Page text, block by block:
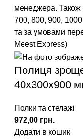
менеджера. Також
700, 800, 900,
та за умовами
Meest Express)
Полиця
40х300х900
Полки та стелажі
грн.
Додати в кошик